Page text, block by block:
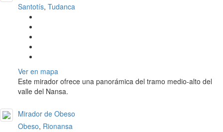
Santotís, Tudanca
Ver en mapa
Este mirador ofrece una panorámica del tramo medio-alto del
valle del Nansa.
Mirador de Obeso
Obeso, Rionansa